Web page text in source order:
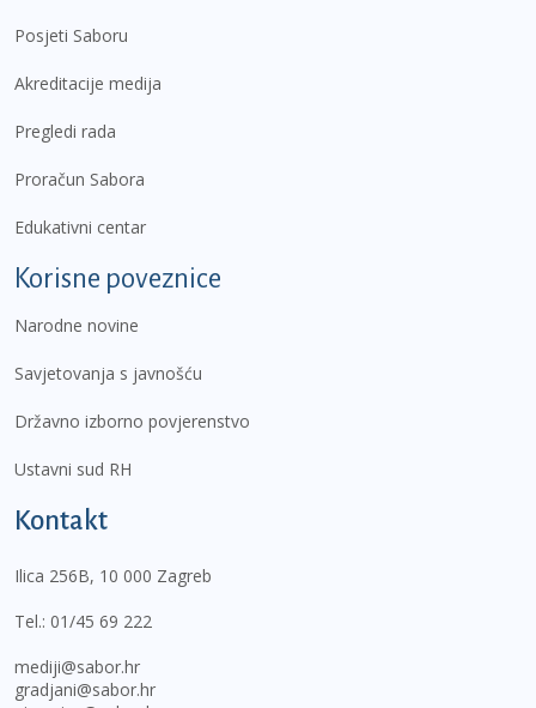
Posjeti Saboru
Akreditacije medija
Pregledi rada
Proračun Sabora
Edukativni centar
Korisne poveznice
Narodne novine
Savjetovanja s javnošću
Državno izborno povjerenstvo
Ustavni sud RH
Kontakt
Ilica 256B, 10 000 Zagreb
Tel.: 01/45 69 222
mediji@sabor.hr
gradjani@sabor.hr